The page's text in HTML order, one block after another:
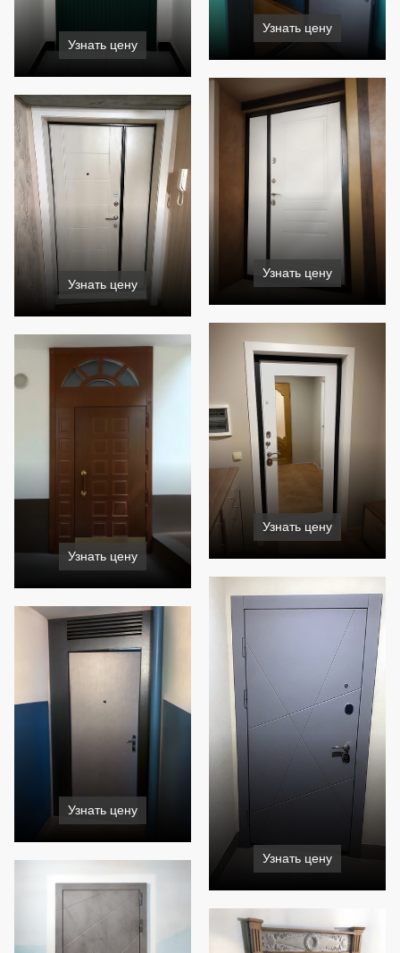
Узнать цену
Узнать цену
Узнать цену
Узнать цену
Узнать цену
Узнать цену
Узнать цену
Узнать цену